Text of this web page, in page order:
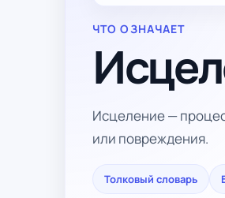
ЧТО ОЗНАЧАЕТ
Исцеление —
или повреждения.
Толковый словарь